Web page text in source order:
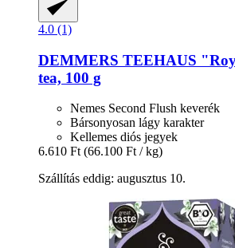
4.0 (1)
DEMMERS TEEHAUS
tea, 100 g
Nemes Second Flush keverék
Bársonyosan lágy karakter
Kellemes diós jegyek
6.610 Ft (66.100 Ft / kg)
Szállítás eddig: augusztus 10.